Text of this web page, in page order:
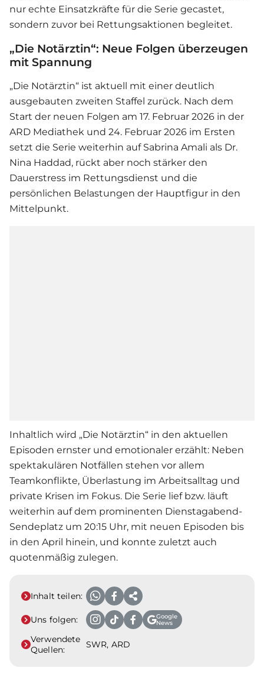
nur echte Einsatzkräfte für die Serie gecastet,
sondern zuvor bei Rettungsaktionen begleitet.
„Die Notärztin“: Neue Folgen überzeugen
mit Spannung
„Die Notärztin“ ist aktuell mit einer deutlich
ausgebauten zweiten Staffel zurück. Nach dem
Start der neuen Folgen am 17. Februar 2026 in der
ARD Mediathek und 24. Februar 2026 im Ersten
setzt die Serie weiterhin auf Sabrina Amali als Dr.
Nina Haddad, rückt aber noch stärker den
Dauerstress im Rettungsdienst und die
persönlichen Belastungen der Hauptfigur in den
Mittelpunkt.
Inhaltlich wird „Die Notärztin“ in den aktuellen
Episoden ernster und emotionaler erzählt: Neben
spektakulären Notfällen stehen vor allem
Teamkonflikte, Überlastung im Arbeitsalltag und
private Krisen im Fokus. Die Serie lief bzw. läuft
weiterhin auf dem prominenten Dienstagabend-
Sendeplatz um 20:15 Uhr, mit neuen Episoden bis
in den April hinein, und konnte zuletzt auch
quotenmäßig zulegen.
Inhalt teilen:
Uns folgen:
Google
News
Verwendete
Quellen:
SWR, ARD